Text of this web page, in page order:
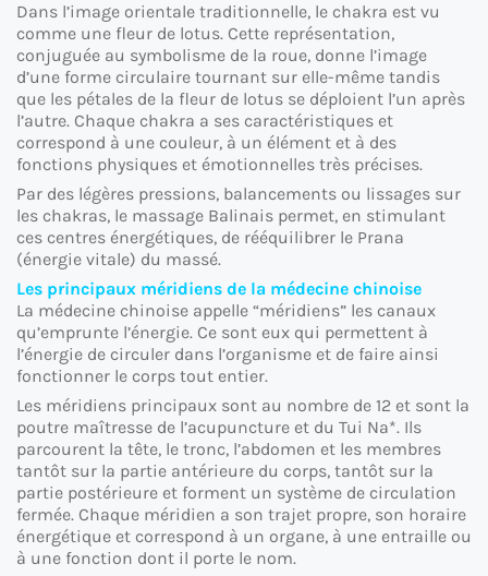
Dans l’image orientale traditionnelle, le chakra est vu
comme une fleur de lotus. Cette représentation,
conjuguée au symbolisme de la roue, donne l’image
d’une forme circulaire tournant sur elle-même tandis
que les pétales de la fleur de lotus se déploient l’un après
l’autre. Chaque chakra a ses caractéristiques et
correspond à une couleur, à un élément et à des
fonctions physiques et émotionnelles très précises.
Par des légères pressions, balancements ou lissages sur
les chakras, le massage Balinais permet, en stimulant
ces centres énergétiques, de rééquilibrer le Prana
(énergie vitale) du massé.
Les principaux méridiens de la médecine chinoise
La médecine chinoise appelle “méridiens” les canaux
qu’emprunte l’énergie. Ce sont eux qui permettent à
l’énergie de circuler dans l’organisme et de faire ainsi
fonctionner le corps tout entier.
Les méridiens principaux sont au nombre de 12 et sont la
poutre maîtresse de l’acupuncture et du Tui Na*. Ils
parcourent la tête, le tronc, l’abdomen et les membres
tantôt sur la partie antérieure du corps, tantôt sur la
partie postérieure et forment un système de circulation
fermée. Chaque méridien a son trajet propre, son horaire
énergétique et correspond à un organe, à une entraille ou
à une fonction dont il porte le nom.